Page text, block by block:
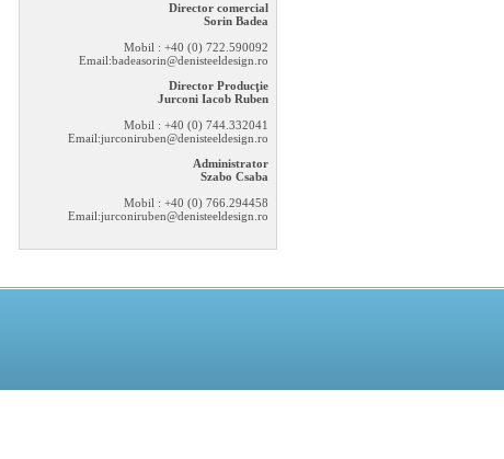
Director comercial
Sorin Badea
Mobil : +40 (0) 722.590092
Email:badeasorin@denisteeldesign.ro
Director Producţie
Jurconi Iacob Ruben
Mobil : +40 (0) 744.332041
Email:jurconiruben@denisteeldesign.ro
Administrator
Szabo Csaba
Mobil : +40 (0) 766.294458
Email:jurconiruben@denisteeldesign.ro